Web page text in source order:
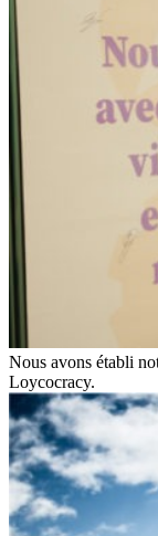
Nous avons établi
Loycocracy.